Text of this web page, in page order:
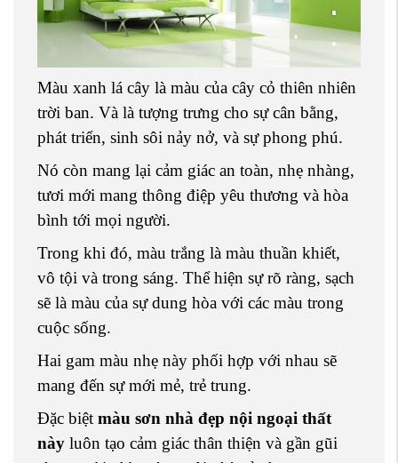
Màu xanh lá cây là màu của cây cỏ thiên nhiên
trời ban. Và là tượng trưng cho sự cân bằng,
phát triển, sinh sôi nảy nở, và sự phong phú.
Nó còn mang lại cảm giác an toàn, nhẹ nhàng,
tươi mới mang thông điệp yêu thương và hòa
bình tới mọi người.
Trong khi đó, màu trắng là màu thuần khiết,
vô tội và trong sáng. Thể hiện sự rõ ràng, sạch
sẽ là màu của sự dung hòa với các màu trong
cuộc sống.
Hai gam màu nhẹ này phối hợp với nhau sẽ
mang đến sự mới mẻ, trẻ trung.
Đặc biệt màu sơn nhà đẹp nội ngoại thất
này luôn tạo cảm giác thân thiện và gần gũi